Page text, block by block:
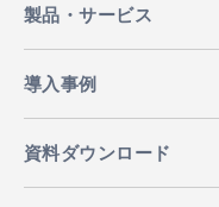
製品・サービス
導入事例
資料ダウンロード